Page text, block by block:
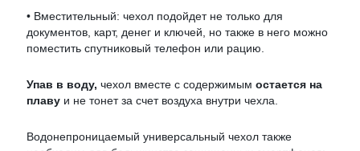
• Вместительный: чехол подойдет не только для
документов, карт, денег и ключей, но также в него можно
поместить спутниковый телефон или рацию.
Упав в воду, чехол вместе с содержимым остается на
плаву и не тонет за счет воздуха внутри чехла.
Водонепроницаемый универсальный чехол также